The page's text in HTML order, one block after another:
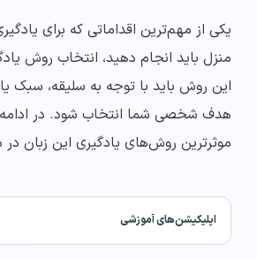
یکی از مهم‌ترین اقداماتی که برای
منزل باید انجام دهید، انتخاب روش
این روش باید با توجه به سلیقه، سبک
هدف شخصی شما انتخاب شود. در ادامه
موثرترین روش‌های یادگیری این زبان در
اپلیکیشن‌های آموزشی